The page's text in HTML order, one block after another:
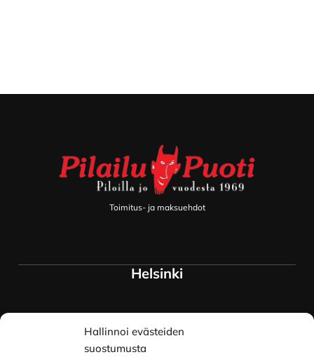
Hallinnoi evästeiden
suostumusta
Toimitus- ja maksuehdot
Helsinki
Siltavuorenranta 18
00170 Helsinki